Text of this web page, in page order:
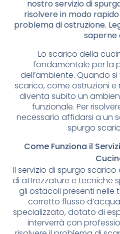
nostro servizio di
risolvere in modo
problema di ostruzione.
saperne
Lo scarico della
fondamentale per la
dell’ambiente. Quando
scarico, come ostruzioni
diventa subito un
funzionale. Per
necessario affidarsi a un
spurgo
Come Funziona il
Il servizio di spurgo scarico
di attrezzature e tecniche
gli ostacoli presenti nelle
corretto flusso
specializzato, dotato di
interverrà con